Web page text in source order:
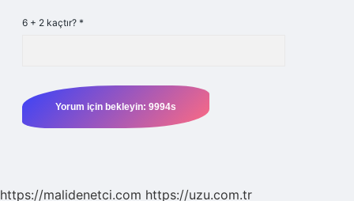
6 + 2 kaçtır? *
https://malidenetci.com https://uzu.com.tr